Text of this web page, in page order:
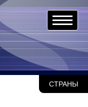
СТРАНЫ